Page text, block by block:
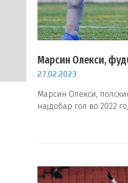
Марсин Олекси,
27.02.2023
Марсин Олекси,
најдобар гол во 2022